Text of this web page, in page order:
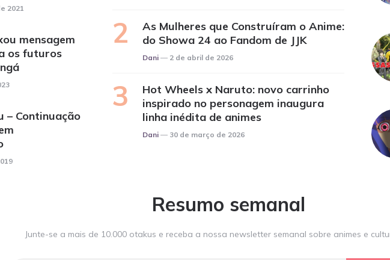
2021
mensagem
os futuros
– Continuação
As Mulheres que Construíram o Anime:
do Showa 24 ao Fandom de JJK
Posted
Dani 2 de abril de 2026
Hot Wheels x Naruto: novo carrinho
inspirado no personagem inaugura
linha inédita de animes
Posted
Dani 30 de março de 2026
Resumo semanal
Junte-se a mais de 10.000 otakus e receba a nossa newsletter semanal sobre animes e